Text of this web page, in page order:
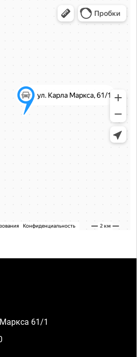
61/1